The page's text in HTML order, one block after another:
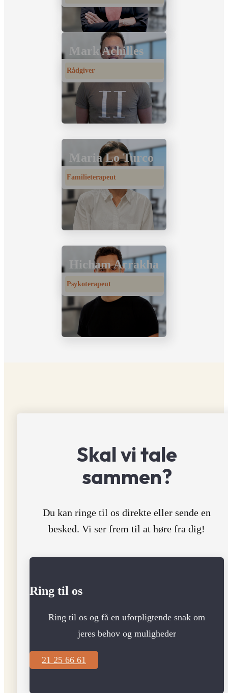
Mark Achilles
Rådgiver
Maria Lo Turco
Familieterapeut
Hicham Arrakha
Psykoterapeut
Skal vi tale
sammen?
Du kan ringe til os direkte eller sende en
besked. Vi ser frem til at høre fra dig!
Ring til os
Ring til os og få en uforpligtende snak om
jeres behov og muligheder
21 25 66 61